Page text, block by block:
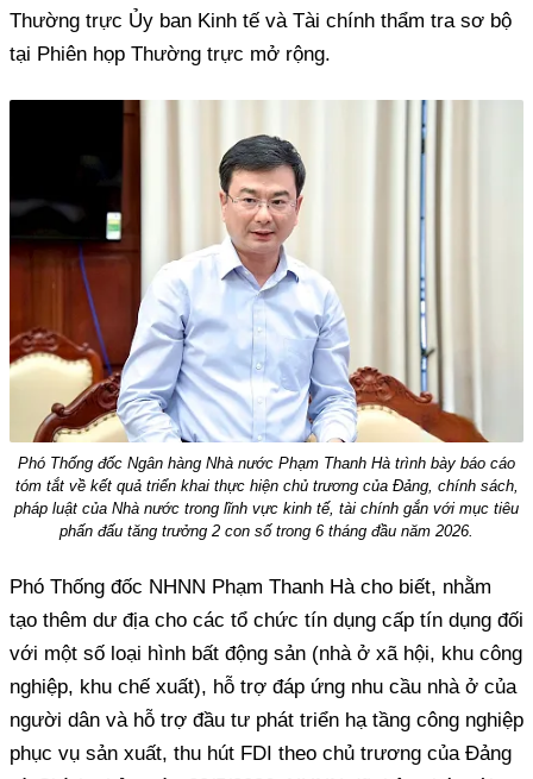
Thường trực Ủy ban Kinh tế và Tài chính thẩm tra sơ bộ
tại Phiên họp Thường trực mở rộng.
Phó Thống đốc Ngân hàng Nhà nước Phạm Thanh Hà trình bày báo cáo
tóm tắt về kết quả triển khai thực hiện chủ trương của Đảng, chính sách,
pháp luật của Nhà nước trong lĩnh vực kinh tế, tài chính gắn với mục tiêu
phấn đấu tăng trưởng 2 con số trong 6 tháng đầu năm 2026.
Phó Thống đốc NHNN Phạm Thanh Hà cho biết, nhằm
tạo thêm dư địa cho các tổ chức tín dụng cấp tín dụng đối
với một số loại hình bất động sản (nhà ở xã hội, khu công
nghiệp, khu chế xuất), hỗ trợ đáp ứng nhu cầu nhà ở của
người dân và hỗ trợ đầu tư phát triển hạ tầng công nghiệp
phục vụ sản xuất, thu hút FDI theo chủ trương của Đảng